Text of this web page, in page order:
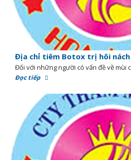
Địa chỉ tiêm Botox trị hôi
Đối với những người có vấn đề về mùi
Đọc tiếp